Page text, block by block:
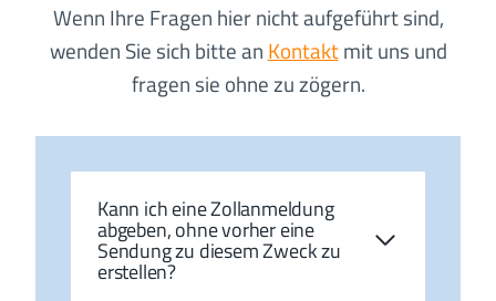
Wenn Ihre Fragen hier nicht aufgeführt sind,
wenden Sie sich bitte an Kontaktmit uns und
fragen sie ohne zu zögern.
Kann ich eine Zollanmeldung
abgeben, ohne vorher eine
Sendung zu diesem Zweck zu
erstellen?